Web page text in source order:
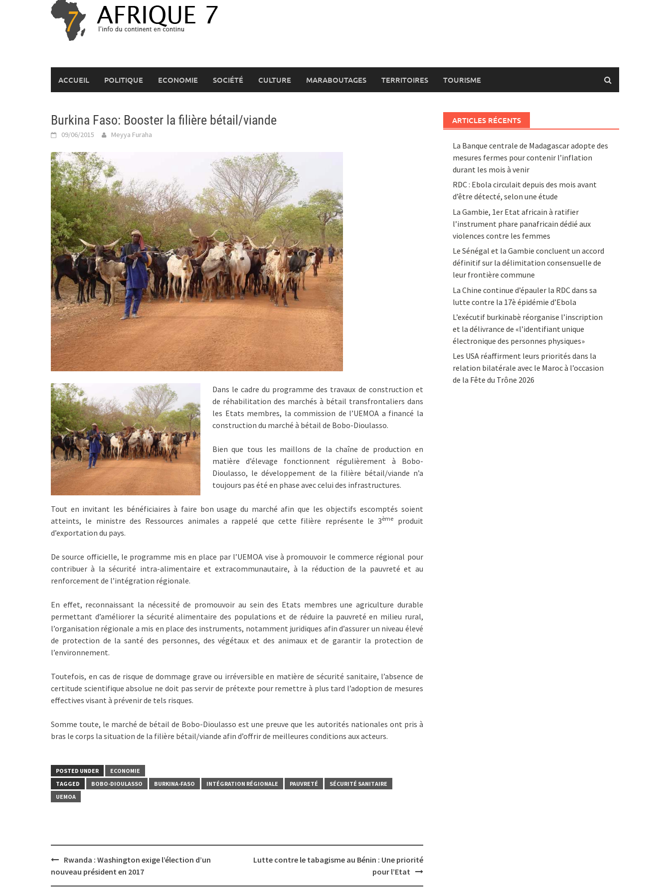
ACCUEIL POLITIQUE ECONOMIE SOCIÉTÉ CULTURE MARABOUTAGES TERRITOIRES TOURISME
Burkina Faso: Booster la filière bétail/viande
09/06/2015 Meyya Furaha
Dans le cadre du programme des travaux de construction et
de réhabilitation des marchés à bétail transfrontaliers dans
les Etats membres, la commission de l’UEMOA a financé la
construction du marché à bétail de Bobo-Dioulasso.
Bien que tous les maillons de la chaîne de production en
matière d’élevage fonctionnent régulièrement à Bobo-
Dioulasso, le développement de la filière bétail/viande n’a
toujours pas été en phase avec celui des infrastructures.
Tout en invitant les bénéficiaires à faire bon usage du marché afin que les objectifs escomptés soient
atteints, le ministre des Ressources animales a rappelé que cette filière représente le 3ème
produit
d’exportation du pays.
De source officielle, le programme mis en place par l’UEMOA vise à promouvoir le commerce régional pour
contribuer à la sécurité intra-alimentaire et extracommunautaire, à la réduction de la pauvreté et au
renforcement de l’intégration régionale.
En effet, reconnaissant la nécessité de promouvoir au sein des Etats membres une agriculture durable
permettant d’améliorer la sécurité alimentaire des populations et de réduire la pauvreté en milieu rural,
l’organisation régionale a mis en place des instruments, notamment juridiques afin d’assurer un niveau élevé
de protection de la santé des personnes, des végétaux et des animaux et de garantir la protection de
l’environnement.
Toutefois, en cas de risque de dommage grave ou irréversible en matière de sécurité sanitaire, l’absence de
certitude scientifique absolue ne doit pas servir de prétexte pour remettre à plus tard l’adoption de mesures
effectives visant à prévenir de tels risques.
Somme toute, le marché de bétail de Bobo-Dioulasso est une preuve que les autorités nationales ont pris à
bras le corps la situation de la filière bétail/viande afin d’offrir de meilleures conditions aux acteurs.
POSTED UNDER
ECONOMIE
TAGGED
BOBO-DIOULASSO BURKINA-FASO INTÉGRATION RÉGIONALE PAUVRETÉ
SÉCURITÉ SANITAIRE
UEMOA
Post
navigation
Rwanda : Washington exige l’élection d’un
nouveau président en 2017
Lutte contre le tabagisme au Bénin : Une priorité
pour l’Etat
ARTICLES RÉCENTS
La Banque centrale de Madagascar adopte des
mesures fermes pour contenir l’inflation
durant les mois à venir
RDC : Ebola circulait depuis des mois avant
d’être détecté, selon une étude
La Gambie, 1er Etat africain à ratifier
l’instrument phare panafricain dédié aux
violences contre les femmes
Le Sénégal et la Gambie concluent un accord
définitif sur la délimitation consensuelle de
leur frontière commune
La Chine continue d’épauler la RDC dans sa
lutte contre la 17è épidémie d’Ebola
L’exécutif burkinabè réorganise l’inscription
et la délivrance de «l’identifiant unique
électronique des personnes physiques»
Les USA réaffirment leurs priorités dans la
relation bilatérale avec le Maroc à l’occasion
de la Fête du Trône 2026